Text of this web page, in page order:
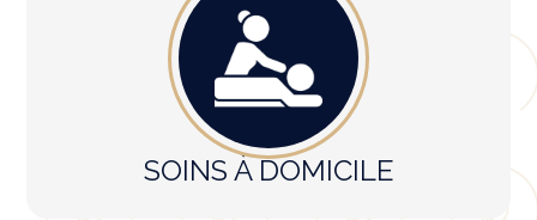
SOINS À DOMICILE